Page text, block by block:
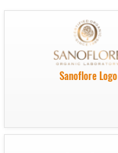
Sanoflore Logo